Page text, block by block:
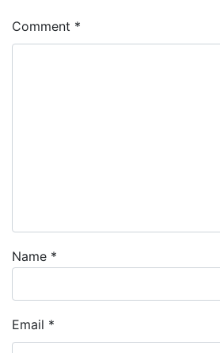
Comment *
Name *
Email *